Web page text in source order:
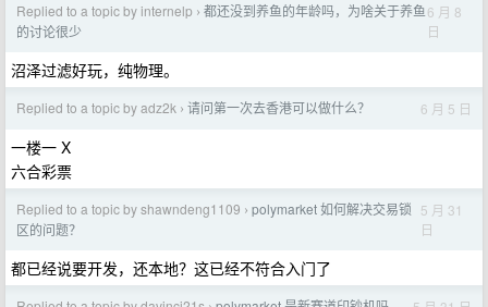
Replied to a topic by internelp › 都还没到养鱼的年龄吗，为啥关于养鱼
的讨论很少
6 月 8
日
沼泽过滤好玩，纯物理。
Replied to a topic by adz2k › 请问第一次去香港可以做什么？ 6 月 5 日
一楼一 X
六合彩票
Replied to a topic by shawndeng1109 › polymarket 如何解决交易锁
区的问题？
5 月 31
日
都已经说要开发，还本地？这已经不符合入门了